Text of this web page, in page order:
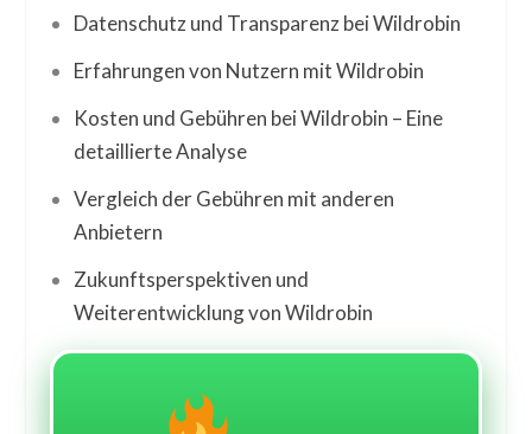
Datenschutz und Transparenz bei Wildrobin
Erfahrungen von Nutzern mit Wildrobin
Kosten und Gebühren bei Wildrobin – Eine
detaillierte Analyse
Vergleich der Gebühren mit anderen
Anbietern
Zukunftsperspektiven und
Weiterentwicklung von Wildrobin